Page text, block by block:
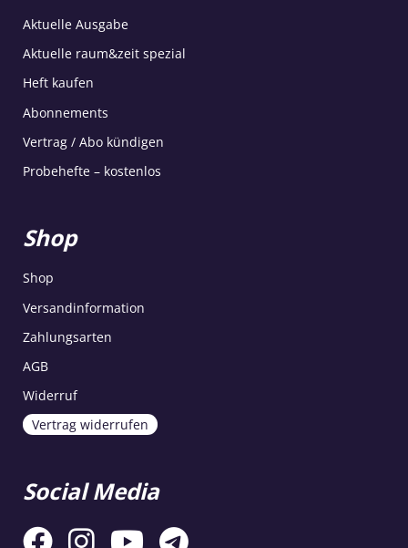
Aktuelle Ausgabe
Aktuelle raum&zeit spezial
Heft kaufen
Abonnements
Vertrag / Abo kündigen
Probehefte – kostenlos
Shop
Shop
Versandinformation
Zahlungsarten
AGB
Widerruf
Vertrag widerrufen
Social Media